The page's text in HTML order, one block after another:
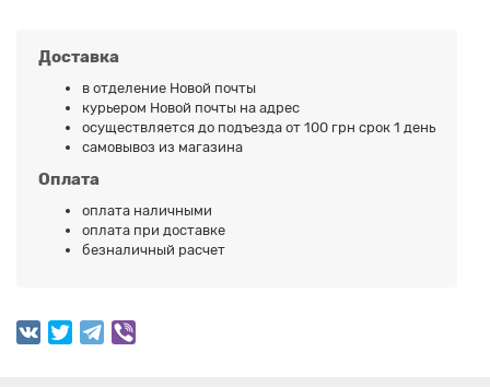
Доставка
в отделение Новой почты
курьером Новой почты на адрес
осуществляется до подъезда от 100 грн срок 1 день
самовывоз из магазина
Оплата
оплата наличными
оплата при доставке
безналичный расчет